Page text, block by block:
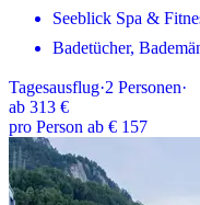
Seeblick Spa &
Badetücher,
Tagesausflug·2 Personen·
ab 313 €
pro Person ab € 157